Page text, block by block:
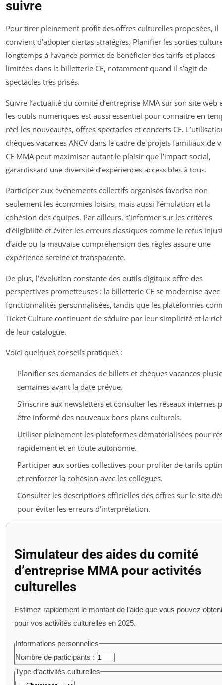
suivre
Pour tirer pleinement profit des offres culturelles proposées, il
convient d’adopter ciertas stratégies. Planifier les sorties
longtemps à l’avance permet de bénéficier des tarifs et places
limitées dans la billetterie CE, notamment quand il s’agit de
spectacles très prisés.
Suivre l’actualité du comité d’entreprise MMA sur son site web
les outils numériques est aussi essentiel pour connaître en
réel les nouveautés, offres spectacles et concerts CE.
chèques vacances ANCV dans le cadre de projets familiaux de
CE MMA peut maximiser autant le plaisir que l’impact social,
garantissant une diversité d’expériences accessibles à tous.
Participer aux événements collectifs organisés favorise non
seulement les économies loisirs, mais aussi l’émulation et la
cohésion des équipes. Par ailleurs, s’informer sur les critères
d’éligibilité et éviter les erreurs classiques comme le refus
d’aide ou la mauvaise compréhension des règles assure une
expérience sereine et transparente.
De plus, l’évolution constante des outils digitaux offre des
perspectives prometteuses : la billetterie CE se modernise avec
fonctionnalités personnalisées, tandis que les plateformes
Ticket Culture continuent de séduire par leur simplicité et la
de leur catalogue.
Voici quelques conseils pratiques :
Planifier ses demandes de billets et chèques vacances
semaines avant la date prévue.
S’inscrire aux newsletters et consulter les réseaux internes
être informé des nouveaux bons plans culturels.
Utiliser pleinement les plateformes dématérialisées pour
rapidement et en toute autonomie.
Participer aux sorties collectives pour profiter de tarifs
et renforcer la cohésion avec les collègues.
Consulter les descriptions officielles des offres sur le site
pour éviter les erreurs d’interprétation.
Simulateur des aides du comité
d’entreprise MMA pour activités
culturelles
Estimez rapidement le montant de l’aide que vous pouvez
pour vos activités culturelles en 2025.
Informations personnelles
Nombre de participants :
Type d’activités culturelles